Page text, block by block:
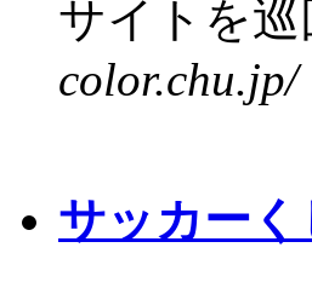
サイトを
color.chu.jp/
サッカー